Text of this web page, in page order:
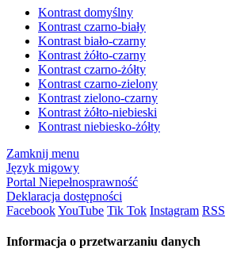
Kontrast domyślny
Kontrast czarno-biały
Kontrast biało-czarny
Kontrast żółto-czarny
Kontrast czarno-żółty
Kontrast czarno-zielony
Kontrast zielono-czarny
Kontrast żółto-niebieski
Kontrast niebiesko-żółty
Zamknij menu
Język migowy
Portal Niepełnosprawność
Deklaracja dostępności
FacebookYouTube Tik Tok Instagram RSS
Informacja o przetwarzaniu danych